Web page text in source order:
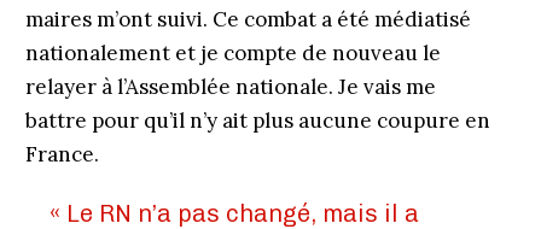
maires m’ont suivi. Ce combat a été médiatisé
nationalement et je compte de nouveau le
relayer à l’Assemblée nationale. Je vais me
battre pour qu’il n’y ait plus aucune coupure en
France.
« Le RN n’a pas changé, mais il a